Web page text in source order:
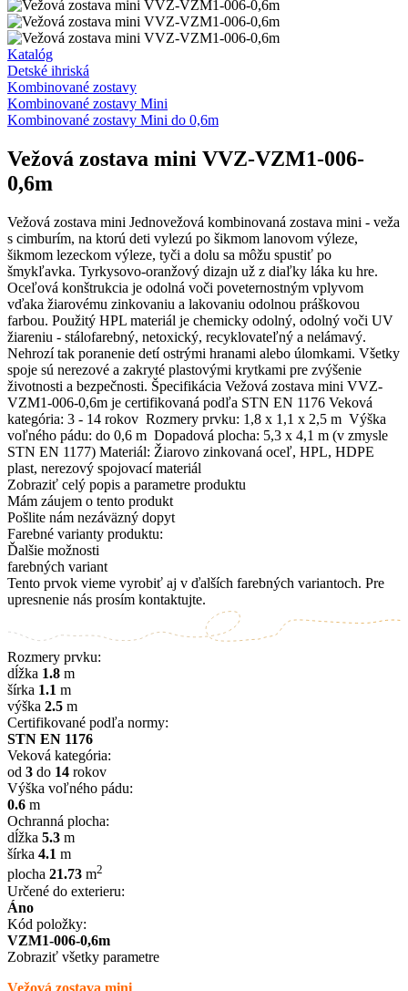
Katalóg
Detské ihriská
Kombinované zostavy
Kombinované zostavy Mini
Kombinované zostavy Mini do 0,6m
Vežová zostava mini VVZ-VZM1-006-
0,6m
Vežová zostava mini Jednovežová kombinovaná zostava mini - veža
s cimburím, na ktorú deti vylezú po šikmom lanovom výleze,
šikmom lezeckom výleze, tyči a dolu sa môžu spustiť po
šmykľavka. Tyrkysovo-oranžový dizajn už z diaľky láka ku hre.
Oceľová konštrukcia je odolná voči poveternostným vplyvom
vďaka žiarovému zinkovaniu a lakovaniu odolnou práškovou
farbou. Použitý HPL materiál je chemicky odolný, odolný voči UV
žiareniu - stálofarebný, netoxický, recyklovateľný a nelámavý.
Nehrozí tak poranenie detí ostrými hranami alebo úlomkami. Všetky
spoje sú nerezové a zakryté plastovými krytkami pre zvýšenie
životnosti a bezpečnosti. Špecifikácia Vežová zostava mini VVZ-
VZM1-006-0,6m je certifikovaná podľa STN EN 1176 Veková
kategória: 3 - 14 rokov Rozmery prvku: 1,8 x 1,1 x 2,5 m Výška
voľného pádu: do 0,6 m Dopadová plocha: 5,3 x 4,1 m (v zmysle
STN EN 1177) Materiál: Žiarovo zinkovaná oceľ, HPL, HDPE
plast, nerezový spojovací materiál
Zobraziť celý popis a parametre produktu
Mám záujem o tento produkt
Pošlite nám nezáväzný dopyt
Farebné varianty produktu:
Ďalšie možnosti
farebných variant
Tento prvok vieme vyrobiť aj v ďalších farebných variantoch. Pre
upresnenie nás prosím kontaktujte.
Rozmery prvku:
dĺžka 1.8 m
šírka 1.1 m
výška 2.5 m
Certifikované podľa normy:
STN EN 1176
Veková kategória:
od 3 do 14 rokov
Výška voľného pádu:
0.6 m
Ochranná plocha:
dĺžka 5.3 m
šírka 4.1 m
plocha 21.73 m2
Určené do exterieru:
Áno
Kód položky:
VZM1-006-0,6m
Zobraziť všetky parametre
Vežová zostava mini